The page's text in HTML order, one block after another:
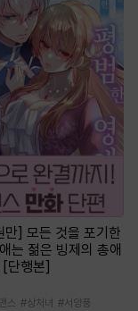
만] 모든 것을 포기한
는 젊은 빙제의 총애
단행본]
스 #상처녀 #서양풍